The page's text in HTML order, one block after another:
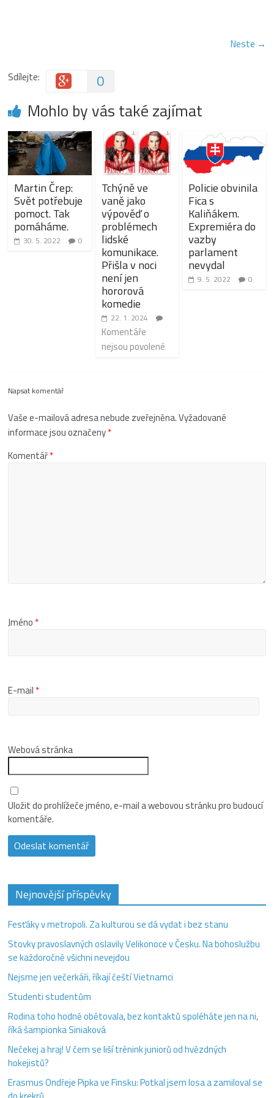
Neste →
Sdílejte: 0
Mohlo by vás také zajímat
Martin Črep:
Svět potřebuje
pomoct. Tak
pomáháme.
30. 5. 2022 0
Tchýně ve
vaně jako
výpověď o
problémech
lidské
komunikace.
Přišla v noci
není jen
hororová
komedie
22. 1. 2024
Komentáře
nejsou povolené
Policie obvinila
Fica s
Kaliňákem.
Expremiéra do
vazby
parlament
nevydal
9. 5. 2022 0
Napsat komentář
Vaše e-mailová adresa nebude zveřejněna.Vyžadované
informace jsou označeny*
Komentář*
Jméno *
E-mail *
Webová stránka
Uložit do prohlížeče jméno, e-mail a webovou stránku pro budoucí
komentáře.
Nejnovější příspěvky
Fesťáky v metropoli. Za kulturou se dá vydat i bez stanu
Stovky pravoslavných oslavily Velikonoce v Česku. Na bohoslužbu
se každoročně všichni nevejdou
Nejsme jen večerkáři, říkají čeští Vietnamci
Studenti studentům
Rodina toho hodně obětovala, bez kontaktů spoléháte jen na ni,
říká šampionka Siniaková
Nečekej a hraj! V čem se liší trénink juniorů od hvězdných
hokejistů?
Erasmus Ondřeje Pipka ve Finsku: Potkal jsem losa a zamiloval se